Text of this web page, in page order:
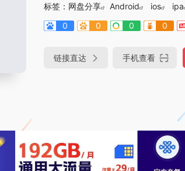
标签： 网盘分享 Android ios ipa
0
0 0 0
链接直达 手机查看